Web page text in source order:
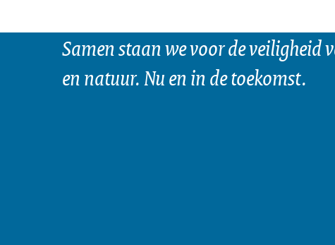
Samen staan we voor de veiligheid
en natuur. Nu en in de toekomst.